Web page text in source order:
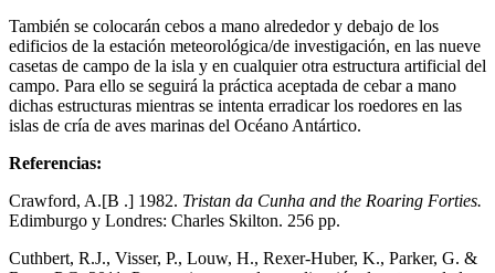
También se colocarán cebos a mano alrededor y debajo de los
edificios de la estación meteorológica/de investigación, en las nueve
casetas de campo de la isla y en cualquier otra estructura artificial del
campo. Para ello se seguirá la práctica aceptada de cebar a mano
dichas estructuras mientras se intenta erradicar los roedores en las
islas de cría de aves marinas del Océano Antártico.
Referencias:
Crawford, A.[B .] 1982. Tristan da Cunha and the Roaring Forties.
Edimburgo y Londres: Charles Skilton. 256 pp.
Cuthbert, R.J., Visser, P., Louw, H., Rexer-Huber, K., Parker, G. &